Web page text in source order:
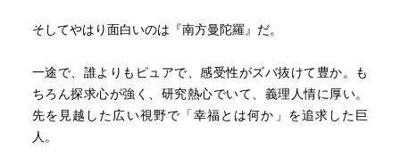
そしてやはり面白いのは『南方曼陀羅』だ。
一途で、誰よりもピュアで、感受性がズバ抜けて豊か。も
ちろん探求心が強く、研究熱心でいて、義理人情に厚い。
先を見越した広い視野で「幸福とは何か」を追求した巨
人。